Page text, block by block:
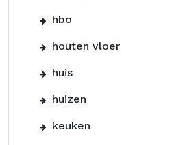
hbo
houten vloer
huis
huizen
keuken